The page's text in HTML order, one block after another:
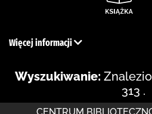
Więcej informacji
Wyszukiwanie:
313 .
CENTRUM